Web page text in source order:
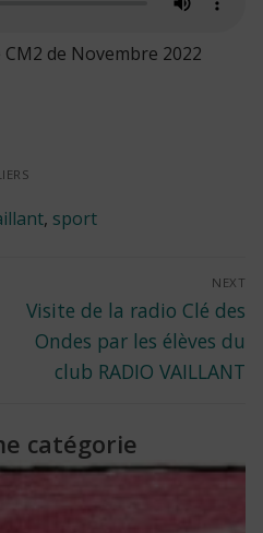
de Novembre 2022
, sport
NEXT
Next
post:
Visite de la radio Clé des
Ondes par les élèves du
club RADIO VAILLANT
catégorie